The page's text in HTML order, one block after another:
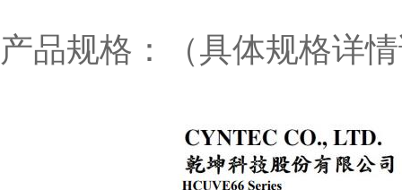
产品规格：（具体规格详